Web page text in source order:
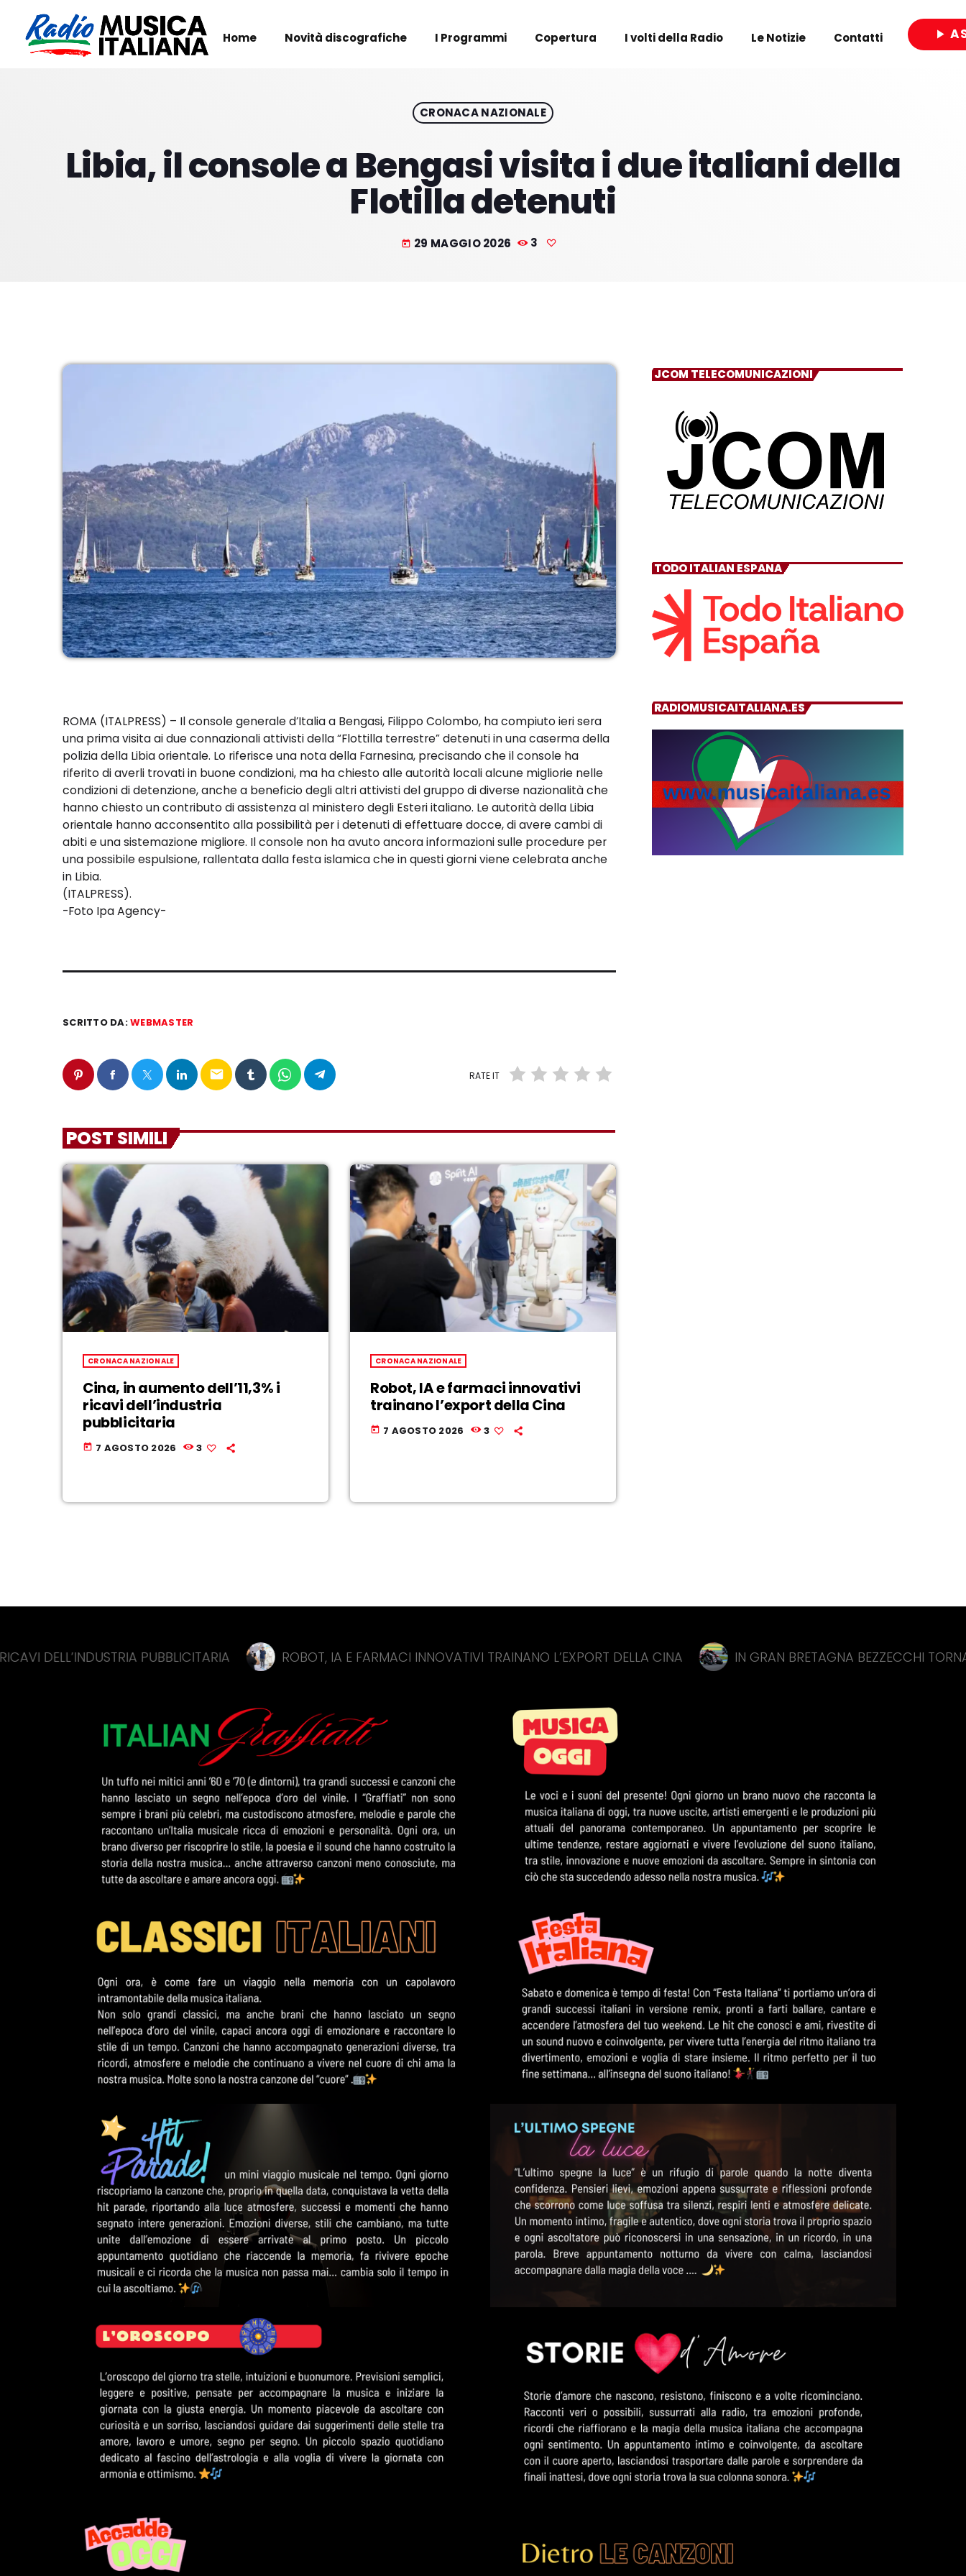
Home Novità discografiche I Programmi Copertura I volti della Radio Le Notizie Contatti play_arrow
CRONACA NAZIONALE
Libia, il console a Bengasi visita i due italiani della
Flotilla detenuti
today 29 MAGGIO 2026 3
ROMA (ITALPRESS) – Il console generale d’Italia a Bengasi, Filippo Colombo, ha compiuto ieri sera
una prima visita ai due connazionali attivisti della “Flottilla terrestre” detenuti in una caserma della
polizia della Libia orientale. Lo riferisce una nota della Farnesina, precisando che il console ha
riferito di averli trovati in buone condizioni, ma ha chiesto alle autorità locali alcune migliorie nelle
condizioni di detenzione, anche a beneficio degli altri attivisti del gruppo di diverse nazionalità che
hanno chiesto un contributo di assistenza al ministero degli Esteri italiano. Le autorità della Libia
orientale hanno acconsentito alla possibilità per i detenuti di effettuare docce, di avere cambi di
abiti e una sistemazione migliore. Il console non ha avuto ancora informazioni sulle procedure per
una possibile espulsione, rallentata dalla festa islamica che in questi giorni viene celebrata anche
in Libia.
(ITALPRESS).
-Foto Ipa Agency-
SCRITTO DA:WEBMASTER
email RATE IT
POST SIMILI
CRONACA NAZIONALE
Cina, in aumento dell’11,3% i
ricavi dell’industria
pubblicitaria
today 7 AGOSTO 2026 3
CRONACA NAZIONALE
Robot, IA e farmaci innovativi
trainano l’export della Cina
today 7 AGOSTO 2026 3
JCOM TELECOMUNICAZIONI
TODO ITALIAN ESPANA
RADIOMUSICAITALIANA.ES
PUBBLICITARIA ROBOT, IA E FARMACI INNOVATIVI TRAINANO L’EXPORT DELLA CINA IN GRAN BRETAGNA BEZZECCHI TORNA IN SELLA